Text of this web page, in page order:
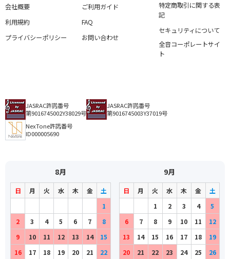
会社概要
利用規約
プライバシーポリシー
ご利用ガイド
FAQ
お問い合わせ
特定商取引に関する表
記
セキュリティについて
全音コーポレートサイ
ト
JASRAC許諾番号
第9016745002Y38029号
JASRAC許諾番号
第9016745003Y37019号
NexTone許諾番号
ID000005690
8月
日 月 火 水 木 金
土
1
2
3 4 5 6 7
8
9
10 11 12 13 14
15
16
17 18 19 20 21 22
9月
日 月 火 水 木 金
土
1
2 3 4
5
6
7 8 9 10 11
12
13
14 15 16 17 18
19
20
21 22 23 24 25 26